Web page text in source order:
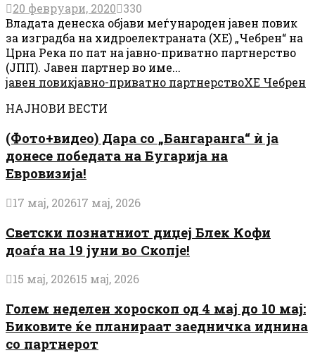
20 февруари, 2020 330
Владата денеска објави меѓународен јавен повик
за изградба на хидроелектраната (ХЕ) „Чебрен“ на
Црна Река по пат на јавно-приватно партнерство
(ЈПП). Јавен партнер во име...
јавен повикјавно-приватно партнерствоХЕ Чебрен
НАЈНОВИ ВЕСТИ
(Фото+видео) Дара со „Бангаранга“ ѝ ја
донесе победата на Бугарија на
Евровизија!
17 мај, 202617 мај, 2026
Светски познатниот диџеј Блек Кофи
доаѓа на 19 јуни во Скопје!
15 мај, 202615 мај, 2026
Голем неделен хороскоп од 4 мај до 10 мај:
Биковите ќе планираат заедничка иднина
со партнерот